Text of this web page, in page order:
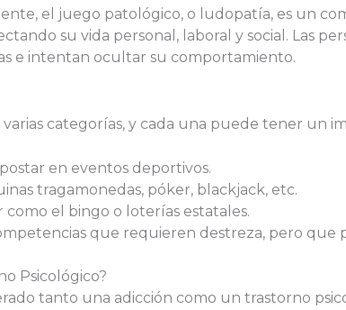
el juego patológico, o ludopatía, es un
su vida personal, laboral y social. Las
e intentan ocultar su comportamiento.
categorías, y cada una puede tener un
en eventos deportivos.
tragamonedas, póker, blackjack, etc.
como el bingo o loterías estatales.
que requieren destreza, pero que
Psicológico?
tanto una adicción como un trastorno